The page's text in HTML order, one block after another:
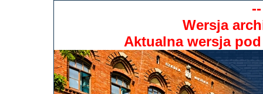
Wersja
Aktualna wersja